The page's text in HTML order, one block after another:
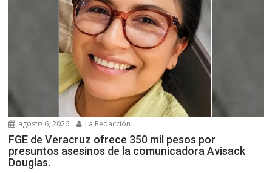
agosto 6, 2026 La Redacción
FGE de Veracruz ofrece 350 mil pesos por
presuntos asesinos de la comunicadora Avisack
Douglas.